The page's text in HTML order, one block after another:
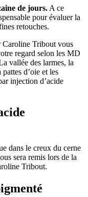
de jours. A ce
pour évaluer la
retouches.
Caroline Tribout vous
regard selon les MD
vallée des larmes, la
d’oie et les
injection d’acide
dans le creux du cerne
sera remis lors de la
Tribout.